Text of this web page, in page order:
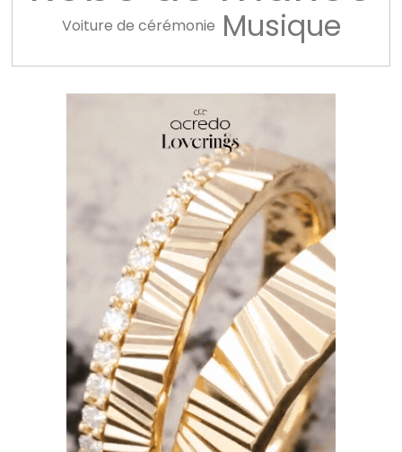
Voiture de cérémonie Musique